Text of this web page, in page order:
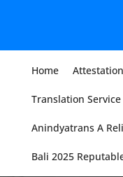
Home
Translation
Anindyatrans A
Bali 2025